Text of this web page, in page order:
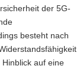
der 5G-
besteht nach
auf eine